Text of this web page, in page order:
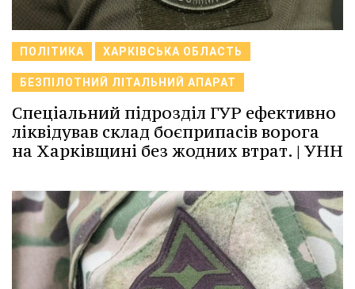
ПОЛІТИКА ХАРКІВСЬКА ОБЛАСТЬ
БЕЗПІЛОТНИЙ ЛІТАЛЬНИЙ АПАРАТ
Спеціальний підрозділ ГУР ефективно
ліквідував склад боєприпасів ворога
на Харківщині без жодних втрат. | УНН